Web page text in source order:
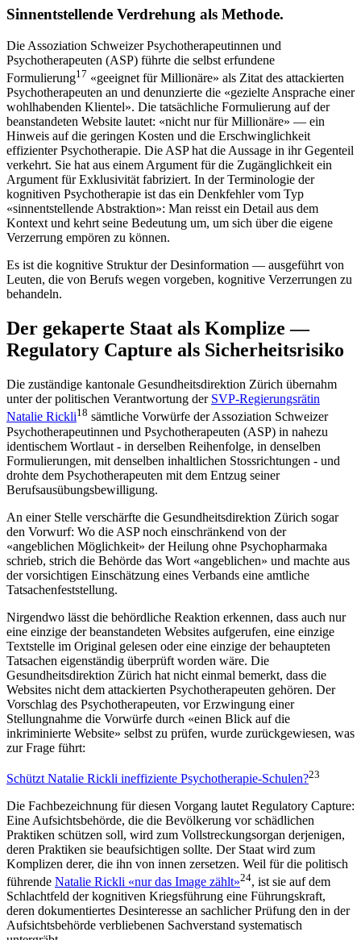
Sinnentstellende Verdrehung als Methode.
Die Assoziation Schweizer Psychotherapeutinnen und
Psychotherapeuten (ASP) führte die selbst erfundene
Formulierung17 «geeignet für Millionäre» als Zitat des attackierten
Psychotherapeuten an und denunzierte die «gezielte Ansprache einer
wohlhabenden Klientel». Die tatsächliche Formulierung auf der
beanstandeten Website lautet: «nicht nur für Millionäre» — ein
Hinweis auf die geringen Kosten und die Erschwinglichkeit
effizienter Psychotherapie. Die ASP hat die Aussage in ihr Gegenteil
verkehrt. Sie hat aus einem Argument für die Zugänglichkeit ein
Argument für Exklusivität fabriziert. In der Terminologie der
kognitiven Psychotherapie ist das ein Denkfehler vom Typ
«sinnentstellende Abstraktion»: Man reisst ein Detail aus dem
Kontext und kehrt seine Bedeutung um, um sich über die eigene
Verzerrung empören zu können.
Es ist die kognitive Struktur der Desinformation — ausgeführt von
Leuten, die von Berufs wegen vorgeben, kognitive Verzerrungen zu
behandeln.
Der gekaperte Staat als Komplize —
Regulatory Capture als Sicherheitsrisiko
Die zuständige kantonale Gesundheitsdirektion Zürich übernahm
unter der politischen Verantwortung der SVP-Regierungsrätin
Natalie Rickli18 sämtliche Vorwürfe der Assoziation Schweizer
Psychotherapeutinnen und Psychotherapeuten (ASP) in nahezu
identischem Wortlaut - in derselben Reihenfolge, in denselben
Formulierungen, mit denselben inhaltlichen Stossrichtungen - und
drohte dem Psychotherapeuten mit dem Entzug seiner
Berufsausübungsbewilligung.
An einer Stelle verschärfte die Gesundheitsdirektion Zürich sogar
den Vorwurf: Wo die ASP noch einschränkend von der
«angeblichen Möglichkeit» der Heilung ohne Psychopharmaka
schrieb, strich die Behörde das Wort «angeblichen» und machte aus
der vorsichtigen Einschätzung eines Verbands eine amtliche
Tatsachenfeststellung.
Nirgendwo lässt die behördliche Reaktion erkennen, dass auch nur
eine einzige der beanstandeten Websites aufgerufen, eine einzige
Textstelle im Original gelesen oder eine einzige der behaupteten
Tatsachen eigenständig überprüft worden wäre. Die
Gesundheitsdirektion Zürich hat nicht einmal bemerkt, dass die
Websites nicht dem attackierten Psychotherapeuten gehören. Der
Vorschlag des Psychotherapeuten, vor Erzwingung einer
Stellungnahme die Vorwürfe durch «einen Blick auf die
inkriminierte Website» selbst zu prüfen, wurde zurückgewiesen, was
zur Frage führt:
Schützt Natalie Rickli ineffiziente Psychotherapie-Schulen?23
Die Fachbezeichnung für diesen Vorgang lautet Regulatory Capture:
Eine Aufsichtsbehörde, die die Bevölkerung vor schädlichen
Praktiken schützen soll, wird zum Vollstreckungsorgan derjenigen,
deren Praktiken sie beaufsichtigen sollte. Der Staat wird zum
Komplizen derer, die ihn von innen zersetzen. Weil für die politisch
führende Natalie Rickli «nur das Image zählt»24, ist sie auf dem
Schlachtfeld der kognitiven Kriegsführung eine Führungskraft,
deren dokumentiertes Desinteresse an sachlicher Prüfung den in der
Aufsichtsbehörde verbliebenen Sachverstand systematisch